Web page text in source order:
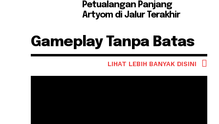
Petualangan Panjang
Artyom di Jalur Terakhir
Gameplay Tanpa Batas
LIHAT LEBIH BANYAK DISINI